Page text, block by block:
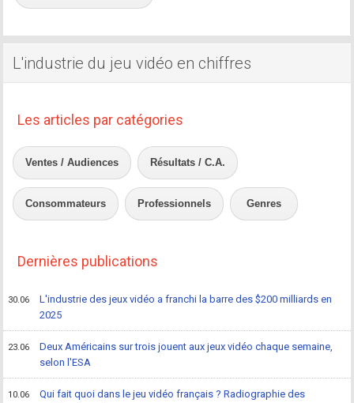
L'industrie du jeu vidéo en chiffres
Les articles par catégories
Ventes / Audiences Résultats / C.A.
Consommateurs Professionnels Genres
Dernières publications
30.06
L'industrie des jeux vidéo a franchi la barre des $200 milliards en
2025
23.06
Deux Américains sur trois jouent aux jeux vidéo chaque semaine,
selon l'ESA
10.06
Qui fait quoi dans le jeu vidéo français ? Radiographie des